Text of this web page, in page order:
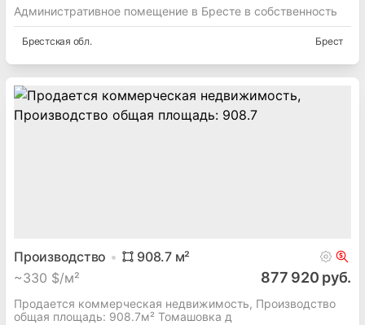
Административное помещение в Бресте в собственность
Брестская обл. Брест
Производство 908.7м²
~330 $/м² 877 920 руб.
Продается коммерческая недвижимость, Производство
общая площадь: 908.7м² Томашовка д